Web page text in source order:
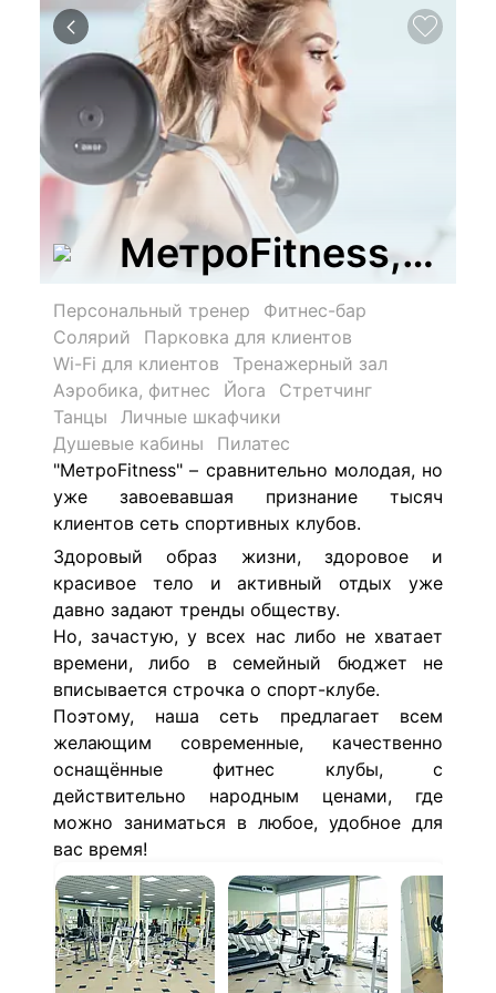
МетроFitness,
Персональный тренер
Фитнес-бар
Солярий
Парковка для клиентов
Wi-Fi для клиентов
Тренажерный зал
Аэробика, фитнес
Йога
Стретчинг
Танцы
Личные шкафчики
Душевые кабины
Пилатес
"МетроFitness" – сравнительно молодая, но
уже завоевавшая признание тысяч
клиентов сеть спортивных клубов.
Здоровый образ жизни, здоровое и
красивое тело и активный отдых уже
давно задают тренды обществу.
Но, зачастую, у всех нас либо не хватает
времени, либо в семейный бюджет не
вписывается строчка о спорт-клубе.
Поэтому, наша сеть предлагает всем
желающим современные, качественно
оснащённые фитнес клубы, с
действительно народным ценами, где
можно заниматься в любое, удобное для
вас время!